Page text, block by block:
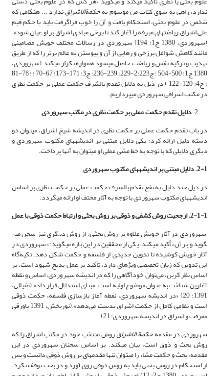
ندارد، راهی به سوی کتاب من موسوم بهحکمة­الاشراقندارد ... هنگامی که
شخص در علوم بحثی، استحکام یافت و آن را خوب فراگرفت باید با حکم قیم
علی اشراق ریاضت­های مبرقه را آغاز کند تا برخی مبادی اشراق بر او عیان شود».
(سهروردی، 1380 ج1: 194) سهروردی در رسالات مختلف خویش مضامینی
مانند کاهش شواغل برزخی و رهایی از آن و پیوستن به عالم برتر را که از طریق
تهذیب و تزکیه نفس و ریاضت حاصل می­شود همواره تکرار می­کند.(سهروردی،
1380 ج1: 500-504 ؛ ج2:223-229؛ 239-236؛ ج3: 171-173؛ 67-70 ؛ ؛ 78-81
؛ ج4: 120-122 ) در ذیل به دلایل تقدم بالشرفِ حکمت عملی بر حکمت نظری
در مکتب اشراقی سهروردی می­پردازیم.
دلایل تقدم حکمت عملی بر حکمت نظری در مکتب سهروردی
در باب تقدم حکمت عملی بر حکمت نظری در اندیشه شیخ اشراق، می­توان دو
دسته دلیل ارائه کرد: یکی دلایل مبتنی بر اندیشه­های مکتوب سهروردی و
دیگری دلایلی که با توجه به خط مشی عملی او می­توان به آنها پرداخت.
2-1. دلایل مبتنی بر اندیشه­های مکتوب سهروردی
در ذیل چند دلیل به نفع تقدم بالشرف حکمت عملی بر حکمت نظری بر اساس
اندیشه­های مکتوب سهروردی با توجه به آثار مختف او ارائه می­گردد.
2-1-1. ارجحیت روش کشفی و ذوقی بر روش بحثی و ارتباط حکمت ذوقی با عمل
سهروردی در آثار خویش علاوه بر روش بحثی، از روش دیگری نیز سخن می­
گوید و بر آن تأکید می­کند. یکی از محققین در این باره می­گوید: «سهروردی در
آثار خویش کوشیده تا تدوین جدیدی از فلسفه و حکمت شکل دهد. تکیه‌گاه
این تدوین که زبان تخصصی ویژه­ای دارد، تأکید بر عمل بدیع شهود است. بر
اساس نظر کربن، می‌توان خودآگاهی را که در اندیشه سهروردی، اساس و نقطه
آغازین شناخت به عنوان موضوع اولیه است، مبنای استدلال قرار داد».(ضیائی،
1391: 20) «در اندیشه سهروردی، نقطه آغاز بازسازی فلسفه، حکمت ذوقی
است و نظامی کامل از حکمت اشراق بدست می‌دهد».(نوربخش، 1391 پاورقی
معرفت و اشراق در اندیشه سهروردی: 21)
سهروردی در مقدمهحکمة الاشراقروش منتخب خود در مکتب اشراق را که
روش بحث و ذوق است، بیان می­کند. بر اساس سخنان سهروردی در این
مقدمه، بحث و حکمت مشاء را می­توان تنها مقدمه­ای بر روش ذوقی دانست و پس
از استحکام در روش بحثی باید به روش ذوقی روی آورد و در بحث توقف نکرد.